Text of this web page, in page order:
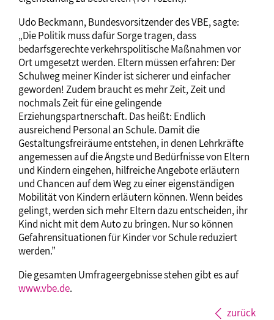
Udo Beckmann, Bundesvorsitzender des VBE, sagte:
„Die Politik muss dafür Sorge tragen, dass
bedarfsgerechte verkehrspolitische Maßnahmen vor
Ort umgesetzt werden. Eltern müssen erfahren: Der
Schulweg meiner Kinder ist sicherer und einfacher
geworden! Zudem braucht es mehr Zeit, Zeit und
nochmals Zeit für eine gelingende
Erziehungspartnerschaft. Das heißt: Endlich
ausreichend Personal an Schule. Damit die
Gestaltungsfreiräume entstehen, in denen Lehrkräfte
angemessen auf die Ängste und Bedürfnisse von Eltern
und Kindern eingehen, hilfreiche Angebote erläutern
und Chancen auf dem Weg zu einer eigenständigen
Mobilität von Kindern erläutern können. Wenn beides
gelingt, werden sich mehr Eltern dazu entscheiden, ihr
Kind nicht mit dem Auto zu bringen. Nur so können
Gefahrensituationen für Kinder vor Schule reduziert
werden.”
Die gesamten Umfrageergebnisse stehen gibt es auf
www.vbe.de.
zurück